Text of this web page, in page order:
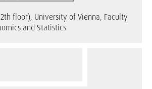
floor), University of Vienna, Faculty
and Statistics